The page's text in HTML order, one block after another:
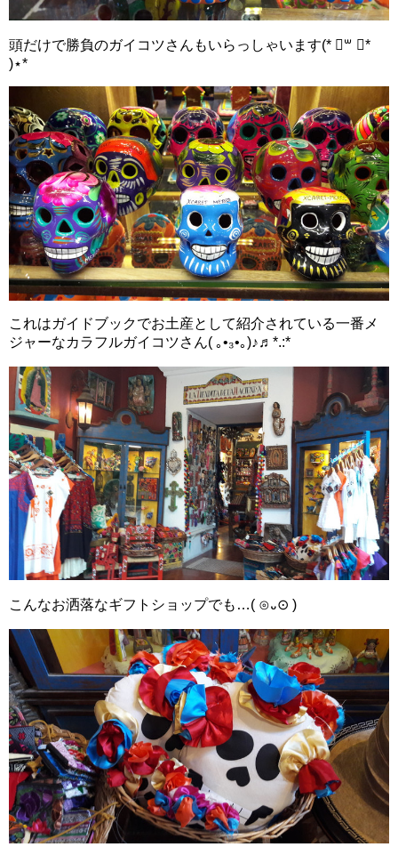
頭だけで勝負のガイコツさんもいらっしゃいます(* ॑꒳ ॑*
)⋆*
これはガイドブックでお土産として紹介されている一番メ
ジャーなカラフルガイコツさん( ｡•₃•｡)♪♬*.:*
こんなお洒落なギフトショップでも…( ⊙᎑⊙ )